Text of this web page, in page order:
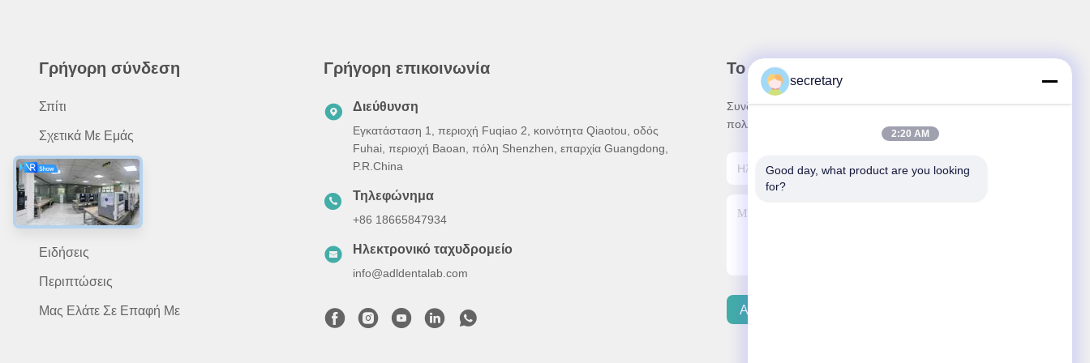
Γρήγορη σύνδεση
Σπίτι
Σχετικά Με Εμάς
Προϊόντα
Εφαρμογή
Βίντεο
Ειδήσεις
Περιπτώσεις
Μας Ελάτε Σε Επαφή Με
Γρήγορη επικοινωνία
Διεύθυνση
Εγκατάσταση 1, περιοχή Fuqiao 2, κοινότητα Qiaotou, οδός
Fuhai, περιοχή Baoan, πόλη Shenzhen, επαρχία Guangdong,
P.R.China
Τηλεφώνημα
+86 18665847934
Ηλεκτρονικό ταχυδρομείο
info@adldentalab.com
Το Δελτίο Ενημέρωσης
Συνδρομηθείτε στο ενημερωτικό μας δελτίο για εκπτώσεις και
πολλά άλλα.
Αποστολή Email
secretary
2:20 AM
Good day, what product are you looking
for?